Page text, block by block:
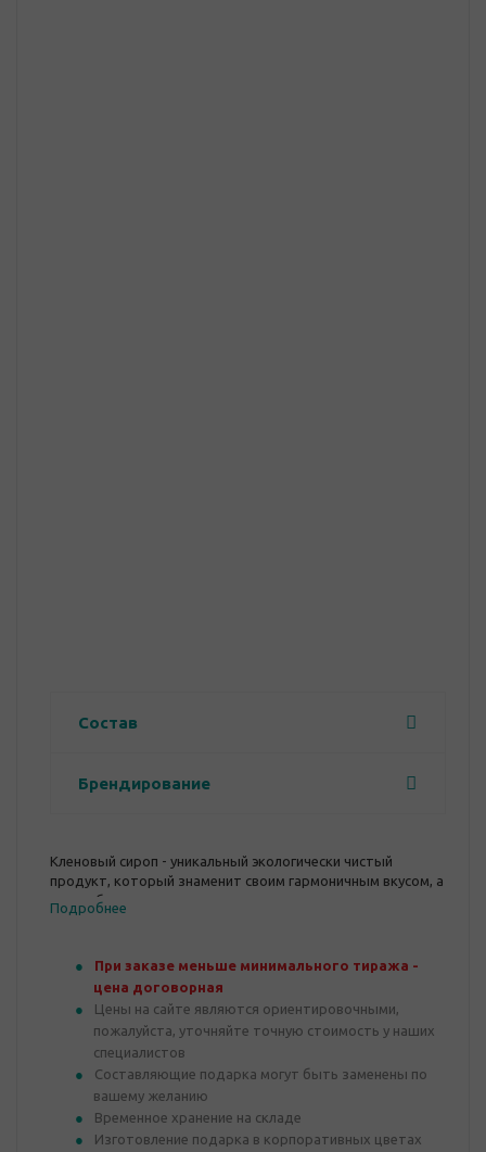
Состав
Брендирование
Кленовый сироп - уникальный экологически чистый
продукт, который знаменит своим гармоничным вкусом, а
также бесчисленным количеством минералов и
витаминов.
Подробнее
При заказе меньше минимального тиража -
цена договорная
Цены на сайте являются ориентировочными,
пожалуйста, уточняйте точную стоимость у наших
специалистов
Составляющие подарка могут быть заменены по
вашему желанию
Временное хранение на складе
Изготовление подарка в корпоративных цветах